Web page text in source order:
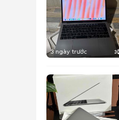
3 ngày trước 3